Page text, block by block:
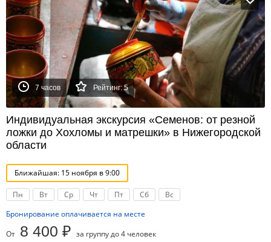
7 часов Рейтинг: 5
Индивидуальная экскурсия «Семенов: от резной
ложки до Хохломы и матрешки» в Нижегородской
области
Ближайшая: 15 ноября в 9:00
Пн Вт Ср Чт Пт Сб
Вс
Бронирование оплачивается на месте
От 8 400 ₽ за группу до 4 человек